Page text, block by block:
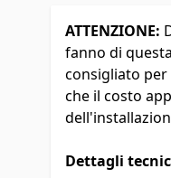
ATTENZIONE:
fanno di
consigliato
che il costo
Dettagli